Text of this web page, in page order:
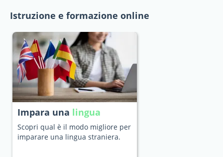
Istruzione e formazione online
Impara una lingua
Scopri qual è il modo migliore per
imparare una lingua straniera.